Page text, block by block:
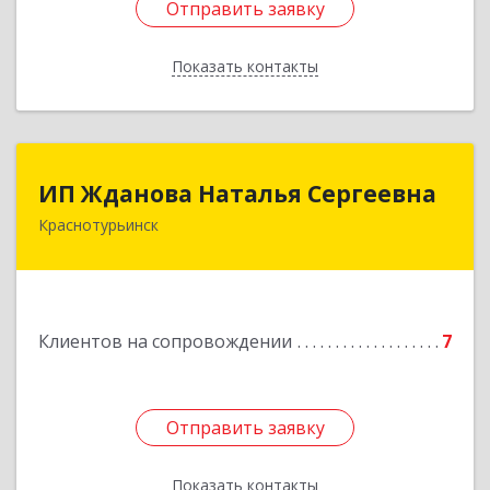
Отправить заявку
Показать контакты
Отправить заявку
Назад
ИП Жданова Наталья Сергеевна
Краснотурьинск
Клиентов на сопровождении 7
Отправить заявку
Показать контакты
Отправить заявку
Назад